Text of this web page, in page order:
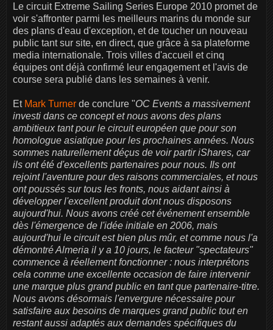
Le circuit Extreme Sailing Series Europe 2010 promet de
voir s'affronter parmi les meilleurs marins du monde sur
des plans d'eau d'exception, et de toucher un nouveau
public tant sur site, en direct, que grâce à sa plateforme
media internationale. Trois villes d'accueil et cinq
équipes ont déjà confirmé leur engagement et l'avis de
course sera publié dans les semaines à venir.
Et Mark Turner de conclure "OC Events a massivement
investi dans ce concept et nous avons des plans
ambitieux tant pour le circuit européen que pour son
homologue asiatique pour les prochaines années. Nous
sommes naturellement déçus de voir partir iShares, car
ils ont été d'excellents partenaires pour nous. Ils ont
rejoint l'aventure pour des raisons commerciales, et nous
ont poussés sur tous les fronts, nous aidant ainsi à
développer l'excellent produit dont nous disposons
aujourd'hui. Nous avons créé cet événement ensemble
dès l'émergence de l'idée initiale en 2006, mais
aujourd'hui le circuit est bien plus mûr, et comme nous l'a
démontré Almeria il y a 10 jours, le facteur "spectateurs"
commence à réellement fonctionner : nous interprétons
cela comme une excellente occasion de faire intervenir
une marque plus grand public en tant que partenaire-titre.
Nous avons désormais l'envergure nécessaire pour
satisfaire aux besoins de marques grand public tout en
restant aussi adaptés aux demandes spécifiques du